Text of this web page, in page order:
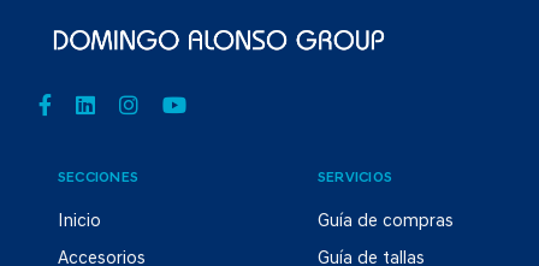
SECCIONES
Inicio
Accesorios
SERVICIOS
Guía de compras
Guía de tallas